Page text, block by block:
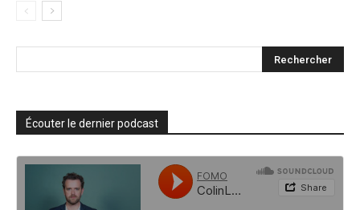
Écouter le dernier podcast